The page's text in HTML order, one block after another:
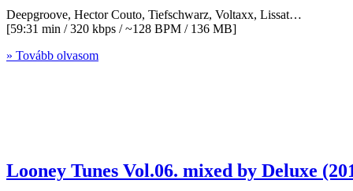
Deepgroove, Hector Couto, Tiefschwarz, Voltaxx, Lissat…
[59:31 min / 320 kbps / ~128 BPM / 136 MB]
» Tovább olvasom
Looney Tunes Vol.06. mixed by Deluxe